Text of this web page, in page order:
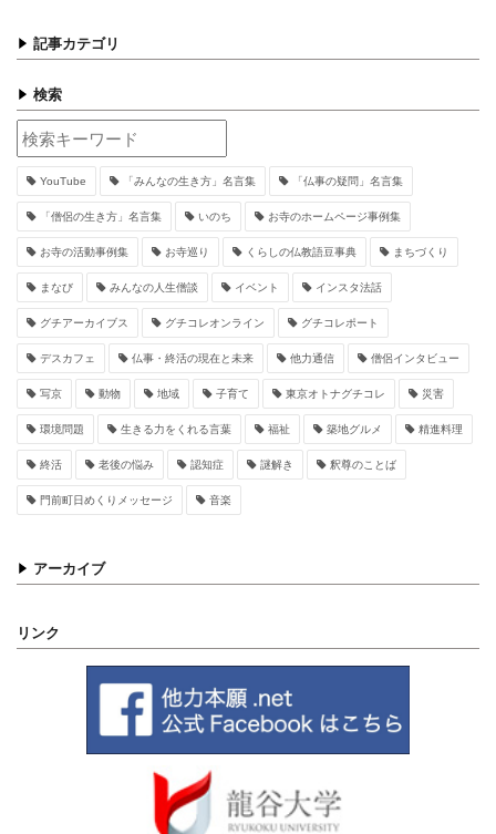
記事カテゴリ
検索
YouTube 「みんなの生き方」名言集 「仏事の疑問」名言集
「僧侶の生き方」名言集 いのち お寺のホームページ事例集
お寺の活動事例集 お寺巡り くらしの仏教語豆事典 まちづくり
まなび みんなの人生僧談 イベント インスタ法話
グチアーカイブス グチコレオンライン グチコレポート
デスカフェ 仏事・終活の現在と未来 他力通信 僧侶インタビュー
写京 動物 地域 子育て 東京オトナグチコレ 災害
環境問題 生きる力をくれる言葉 福祉 築地グルメ 精進料理
終活 老後の悩み 認知症 謎解き 釈尊のことば
門前町日めくりメッセージ 音楽
アーカイブ
リンク